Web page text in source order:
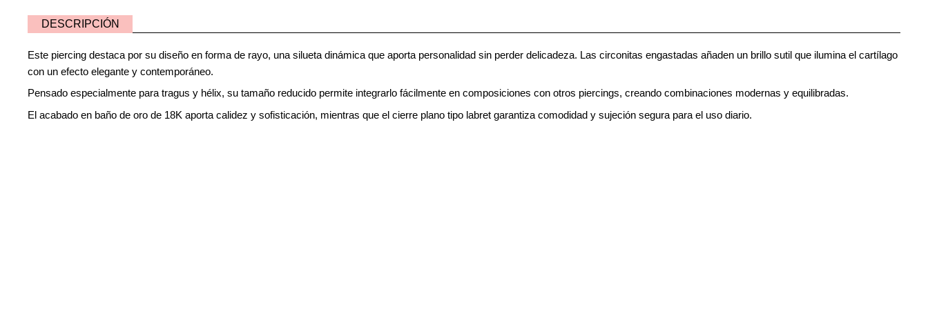
DESCRIPCIÓN
Este piercing destaca por su diseño en forma de rayo, una silueta dinámica que aporta personalidad sin perder delicadeza. Las circonitas engastadas añaden un brillo sutil que ilumina el cartílago
con un efecto elegante y contemporáneo.
Pensado especialmente para tragus y hélix, su tamaño reducido permite integrarlo fácilmente en composiciones con otros piercings, creando combinaciones modernas y equilibradas.
El acabado en baño de oro de 18K aporta calidez y sofisticación, mientras que el cierre plano tipo labret garantiza comodidad y sujeción segura para el uso diario.